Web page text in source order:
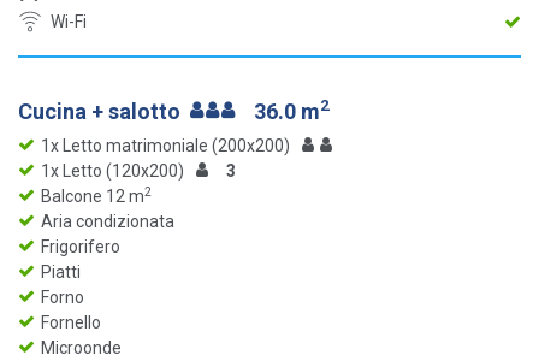
Wi-Fi
Cucina + salotto 36.0 m2
1x Letto matrimoniale (200x200)
1x Letto (120x200)
3
Balcone 12 m2
Aria condizionata
Frigorifero
Piatti
Forno
Fornello
Microonde